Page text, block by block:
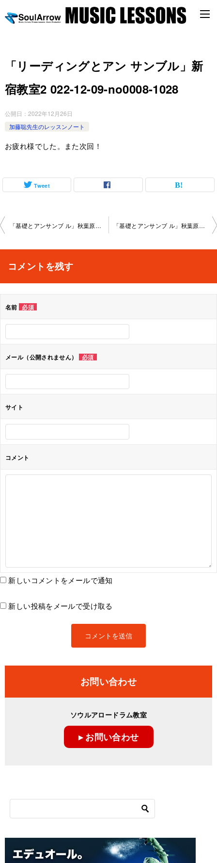
「リーディングとアン サンブル」新
宿教室2 022-12-09-no0008-1028
公開日： 2022年12月26日
加藤聡先生のレッスンノート
お疲れ様でした。また次回！
Tweet
投
ビ
シ
ョ
ン
「基礎とアンサンブ ル」秋葉原教室202 2-12-08-no0008-1023 「基礎とアンサンブ ル」秋葉原教室202 2-12-13-no0008-1024
コメントを残す
名前 必須
メール（公開されません） 必須
サイト
コメント
新しいコメントをメールで通知
新しい投稿をメールで受け取る
お問い合わせ
ソウルアロードラム教室
▸ お問い合わせ